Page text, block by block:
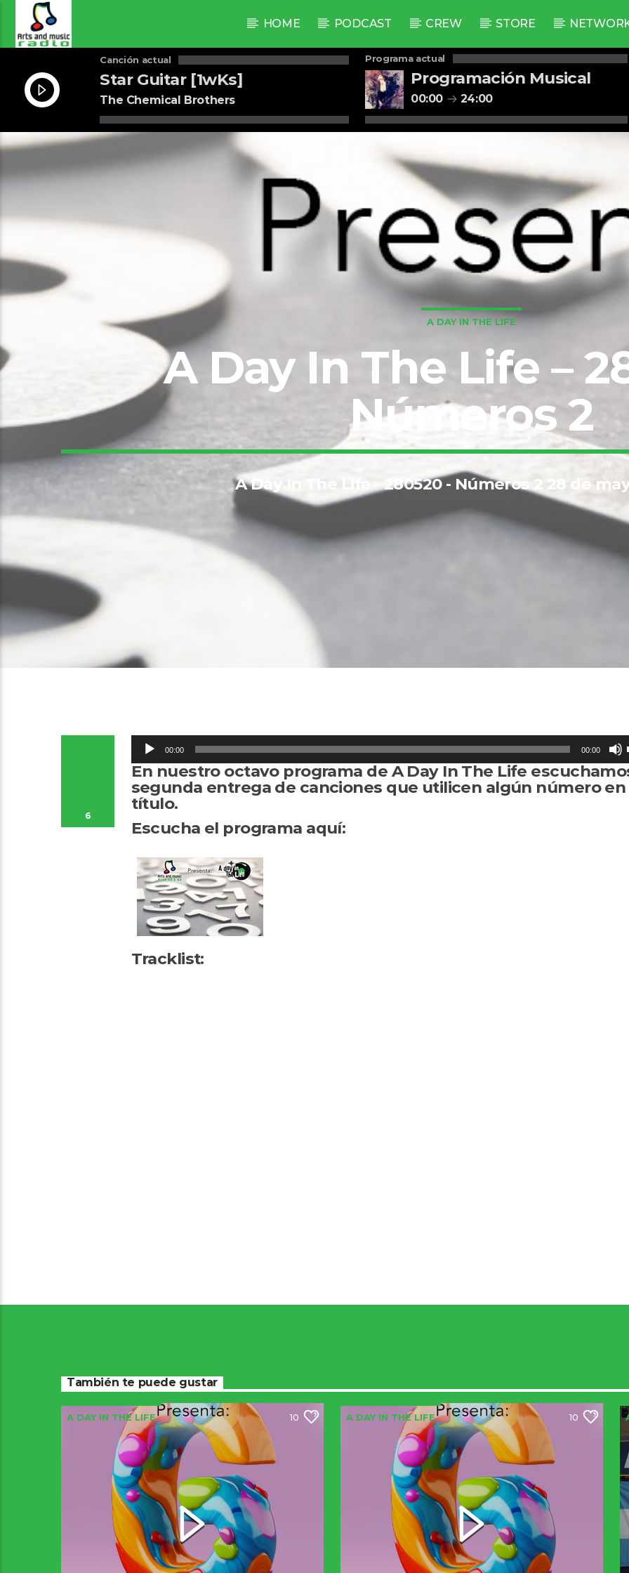
HOME PODCAST CREW STORE
Canción actual
Star Guitar [1wKs]
The Chemical Brothers
Programa actual
Programación Musical
00:00 24:00
A DAY IN THE LIFE
A Day In The Life –
Números 2
A Day In The Life - 280520 - Números 2 28 de
6
Reproductor
de
audio
00:00 00:00
En nuestro octavo programa de A Day In The Life
segunda entrega de canciones que utilicen algún número en
título.
Escucha el programa aquí:
Tracklist:
También te puede gustar
A DAY IN THE LIFE 10 A DAY IN THE LIFE 10